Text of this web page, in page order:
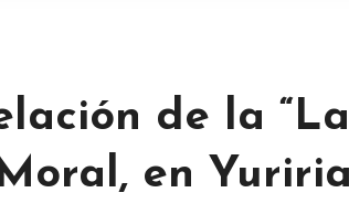
de la
en Yuriria